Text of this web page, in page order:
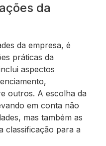
da
da empresa, é
práticas da
aspectos
outros. A escolha da
em conta não
mas também as
classificação para a